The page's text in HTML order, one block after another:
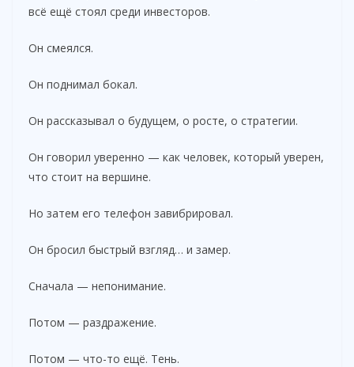
всё ещё стоял среди инвесторов.
Он смеялся.
Он поднимал бокал.
Он рассказывал о будущем, о росте, о стратегии.
Он говорил уверенно — как человек, который уверен,
что стоит на вершине.
Но затем его телефон завибрировал.
Он бросил быстрый взгляд… и замер.
Сначала — непонимание.
Потом — раздражение.
Потом — что-то ещё. Тень.